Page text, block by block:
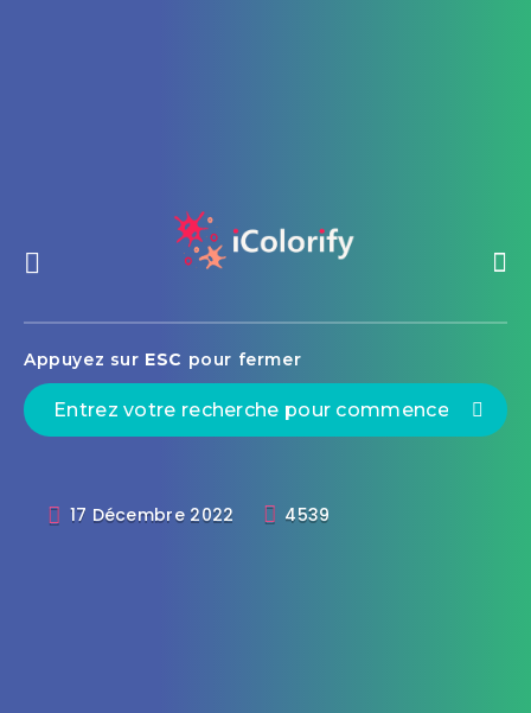
Appuyez sur ESC pour fermer
17 Décembre 2022 4539